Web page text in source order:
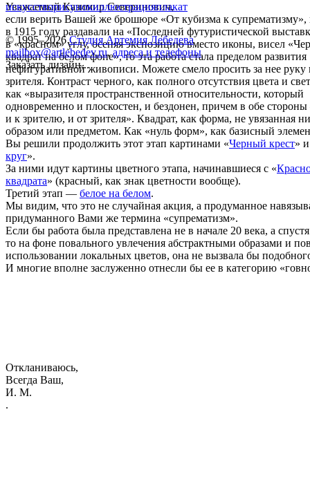
Уважаемый Казимир Северинович,
если верить Вашей же брошюре «От кубизма к супрематизму»,
в 1915 году раздавали на «Последней футуристической
в «красном» углу, осеняя экспозицию вместо иконы, висел
квадрат на белом фоне», то эта работа стала пределом развития
нефигуративной живописи. Можете смело просить за нее руку
зрителя. Контраст черного, как полного отсутствия цвета и
как «выразителя пространственной относительности, который
одновременно и плоскостен, и бездонен, причем в обе
и к зрителю, и от зрителя». Квадрат, как форма, не увязанная
образом или предметом. Как «нуль форм», как базисный
Вы решили продолжить этот этап картинами «Черный крест»
круг».
За ними идут картины цветного этапа, начинавшиеся с «
квадрата» (красный, как знак цветности вообще).
Третий этап — белое на белом.
Мы видим, что это не случайная акция, а продуманное
придуманного Вами же термина «супрематизм».
Если бы работа была представлена не в начале 20 века, а
то на фоне повального увлечения абстрактными образами и
использовании локальных цветов, она не вызвала бы
И многие вполне заслуженно отнесли бы ее в категорию
Откланиваюсь,
Всегда Ваш,
И. М.
.
искусстворисунокиллюстрацияплакат
© 1995–2026 Студия Артемия Лебедева
mailbox@artlebedev.ru, адреса и телефоны
Заказать дизайн...